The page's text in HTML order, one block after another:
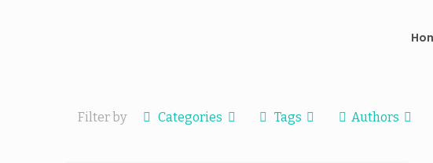
Filter by Categories Tags Authors